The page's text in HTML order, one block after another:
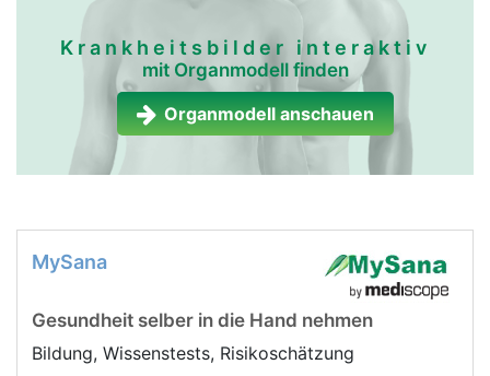
Krankheitsbilder interaktiv
mit Organmodell finden
Organmodell anschauen
MySana
Gesundheit selber in die Hand nehmen
Bildung, Wissenstests, Risikoschätzung